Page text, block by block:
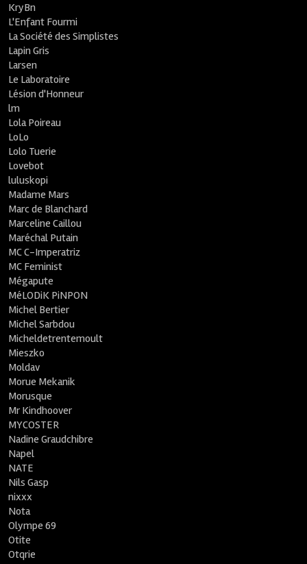
KryBn
L'Enfant Fourmi
La Société des Simplistes
Lapin Gris
Larsen
Le Laboratoire
Lésion d'Honneur
lm
Lola Poireau
LoLo
Lolo Tuerie
Lovebot
luluskopi
Madame Mars
Marc de Blanchard
Marceline Caillou
Maréchal Putain
MC C-Imperatriz
MC Feminist
Mégapute
MéLODiK PiNPON
Michel Bertier
Michel Sarbdou
Micheldetrentemoult
Mieszko
Moldav
Morue Mekanik
Morusque
Mr Kindhoover
MYCOSTER
Nadine Graudchibre
Napel
NATE
Nils Gasp
nixxx
Nota
Olympe 69
Otite
Otqrie